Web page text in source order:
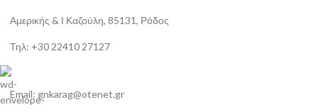
Αμερικής & Ι Καζούλη, 85131, Ρόδος
Τηλ: +30 22410 27127
Email: gnkarag@otenet.gr